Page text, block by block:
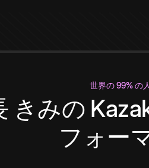
世界の 99% の
きみの
フォー